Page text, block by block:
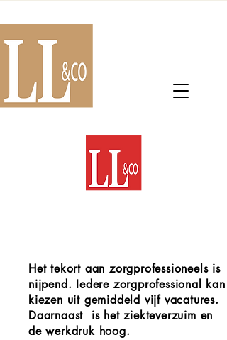
Het tekort aan zorgprofessioneels is
nijpend. Iedere zorgprofessional kan
kiezen uit gemiddeld vijf vacatures.
Daarnaast is het ziekteverzuim en
de werkdruk hoog.